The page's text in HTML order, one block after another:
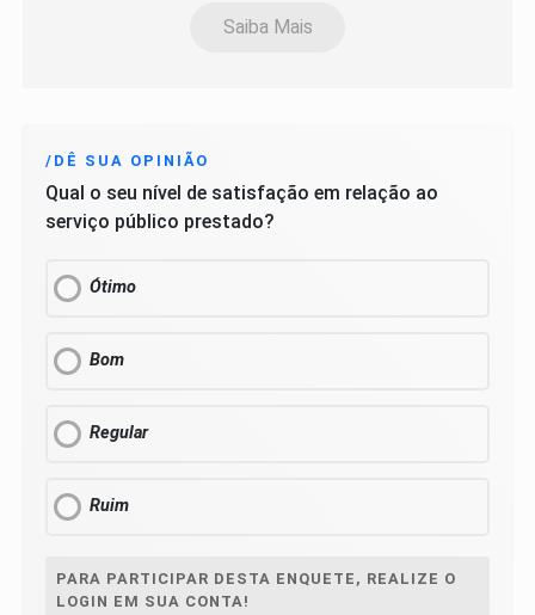
Saiba Mais
/DÊ SUA OPINIÃO
Qual o seu nível de satisfação em relação ao
serviço público prestado?
Ótimo
Bom
Regular
Ruim
PARA PARTICIPAR DESTA ENQUETE, REALIZE O
LOGIN EM SUA CONTA!